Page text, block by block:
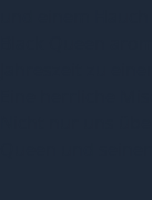
und einem
Black Queen
Jahreszeit zu
Eine herrliche
Nicht nur uns
Queen und